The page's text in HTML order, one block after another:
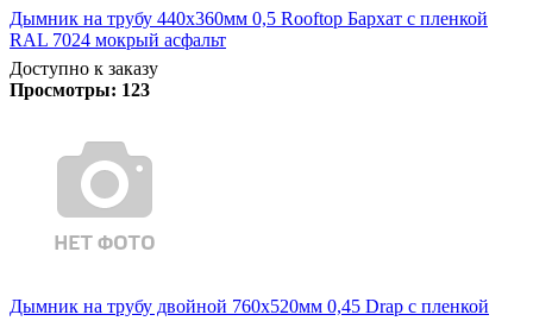
Дымник на трубу 440х360мм 0,5 Rooftop Бархат с пленкой
RAL 7024 мокрый асфальт
Доступно к заказу
Просмотры: 123
Дымник на трубу двойной 760х520мм 0,45 Drap с пленкой